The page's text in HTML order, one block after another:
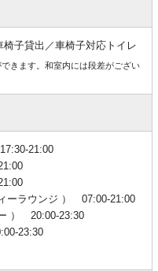
子貸出／車椅子対応トイレ
きます。和室内には段差がござい
21:00
ーラウンジ ） 07:00-21:00
） 20:00-23:30
23:30